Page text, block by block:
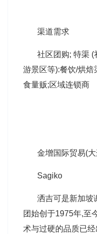
渠道需求
社区团购; 特渠 (
游景区等):餐饮/烘焙
食量贩;区域连锁商
金增国际贸易(
Sagiko
洒吉可是新加坡
团始创于1975年,至
术与过硬的品质已